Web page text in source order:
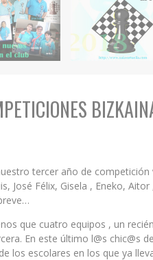
tercer año de competición
José Félix, Gisela , Eneko,
que cuatro equipos , un
En este último l@s chic@s
los escolares en los que ya